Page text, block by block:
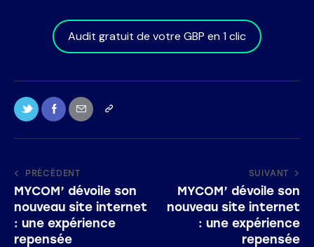
Audit gratuit de votre GBP en 1 clic
PRÉCÉDENT
MYCOM’ dévoile son
nouveau site internet
: une expérience
repensée
SUIVANT
MYCOM’ dévoile son
nouveau site internet
: une expérience
repensée